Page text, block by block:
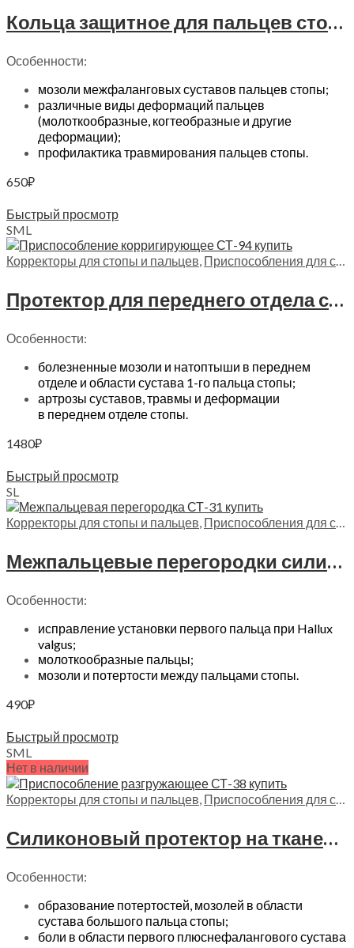
Кольца защитное для пальцев стопы Trives, СТ-45
Особенности:
мозоли межфаланговых суставов пальцев стопы;
различные виды деформаций пальцев
(молоткообразные, когтеобразные и другие
деформации);
профилактика травмирования пальцев стопы.
650₽
Быстрый просмотр
SML
Корректоры для стопы и пальцев, Приспособления для стопы
Протектор для переднего отдела стопы с силиконовой вставкой Trives, СТ-94
Особенности:
болезненные мозоли и натоптыши в переднем
отделе и области сустава 1-го пальца стопы;
артрозы суставов, травмы и деформации
в переднем отделе стопы.
1480₽
Быстрый просмотр
SL
Корректоры для стопы и пальцев, Приспособления для стопы
Межпальцевые перегородки силиконовые Trives, СТ-31
Особенности:
исправление установки первого пальца при Hallux
valgus;
молоткообразные пальцы;
мозоли и потертости между пальцами стопы.
490₽
Быстрый просмотр
SML
Нет в наличии
Корректоры для стопы и пальцев, Приспособления для стопы
Силиконовый протектор на тканевой основе с защитой первого пальца Trives, СТ-38
Особенности:
образование потертостей, мозолей в области
сустава большого пальца стопы;
боли в области первого плюснефалангового сустава